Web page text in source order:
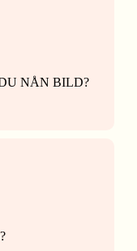
DU NÅN BILD?